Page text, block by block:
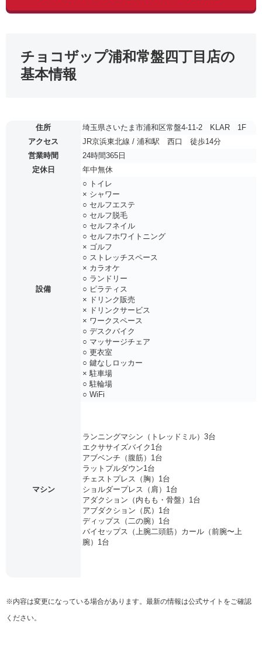
チョコザップ浦和常盤四丁目店の
基本情報
住所
埼玉県さいたま市浦和区常盤4-11-2 KLAR 1F
アクセス
JR京浜東北線 / 浦和駅 西口 徒歩14分
営業時間
24時間365日
定休日
年中無休
設備
○ トイレ
× シャワー
○ セルフエステ
○ セルフ脱毛
○ セルフネイル
○ セルフホワイトニング
× ゴルフ
○ ストレッチスペース
× カラオケ
○ ランドリー
○ ピラティス
× ドリンク販売
× ドリンクサービス
× ワークスペース
○ デスクバイク
○ マッサージチェア
○ 更衣室
○ 鍵なしロッカー
× 駐車場
○ 駐輪場
○ WiFi
マシン
ランニングマシン（トレッドミル）3台
エクササイズバイク1台
アブベンチ（腹筋）1台
ラットプルダウン1台
チェストプレス（胸）1台
ショルダープレス（肩）1台
アダクション（内もも・骨盤）1台
アブダクション（尻）1台
ディップス（二の腕）1台
バイセップス（上腕二頭筋）カール（前腕〜上
腕）1台
※内容は変更になっている場合があります。最新の情報は公式サイトをご確認
ください。